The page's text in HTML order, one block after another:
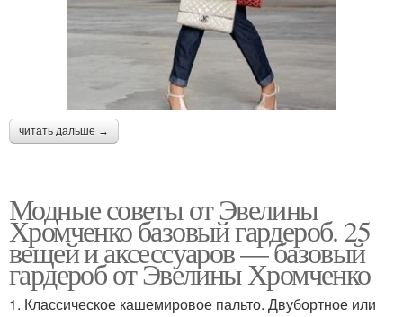
читать дальше →
Модные советы от Эвелины
Хромченко базовый гардероб. 25
вещей и аксессуаров — базовый
гардероб от Эвелины Хромченко
1. Классическое кашемировое пальто. Двубортное или